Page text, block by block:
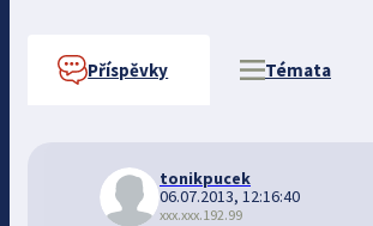
Příspěvky Témata
tonikpucek
06.07.2013, 12:16:40
xxx.xxx.192.99